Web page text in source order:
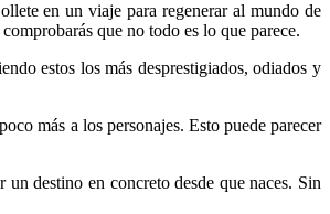
en un viaje para regenerar al mundo de
que no todo es lo que parece.
estos los más desprestigiados, odiados y
más a los personajes. Esto puede parecer
destino en concreto desde que naces. Sin